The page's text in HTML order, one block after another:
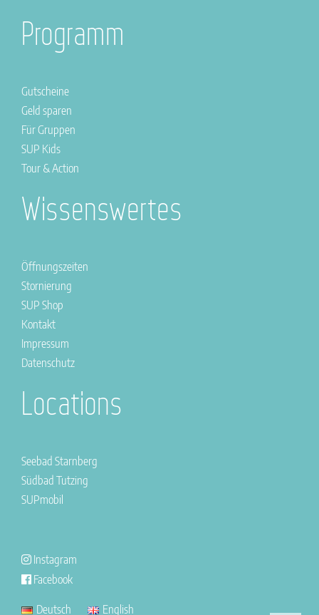
Programm
Gutscheine
Geld sparen
Für Gruppen
SUP Kids
Tour & Action
Wissenswertes
Öffnungszeiten
Stornierung
SUP Shop
Kontakt
Impressum
Datenschutz
Locations
Seebad Starnberg
Südbad Tutzing
SUPmobil
Instagram
Facebook
Deutsch English